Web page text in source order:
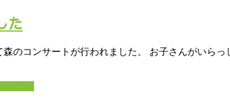
た
のコンサートが行われました。 お子さんがいら